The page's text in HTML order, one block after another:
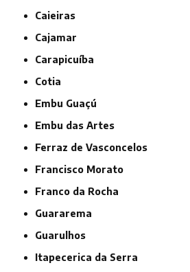
Caieiras
Cajamar
Carapicuíba
Cotia
Embu Guaçú
Embu das Artes
Ferraz de Vasconcelos
Francisco Morato
Franco da Rocha
Guararema
Guarulhos
Itapecerica da Serra